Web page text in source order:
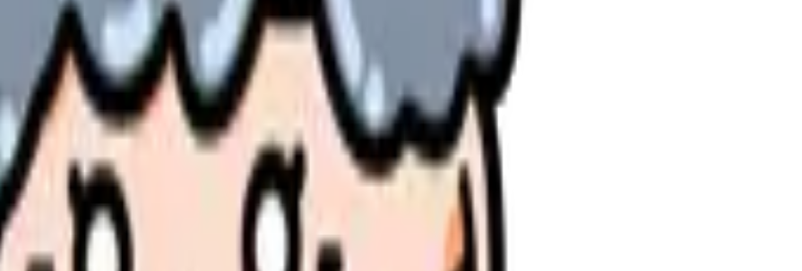
しにくいこと
屋で少し話してみませんか。
がつらいのか、辞めるべきか、少し休むべきかを一緒に整理します。